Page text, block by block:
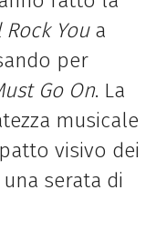
Rock Youa
per
Go On. La
musicale
visivo dei
serata di